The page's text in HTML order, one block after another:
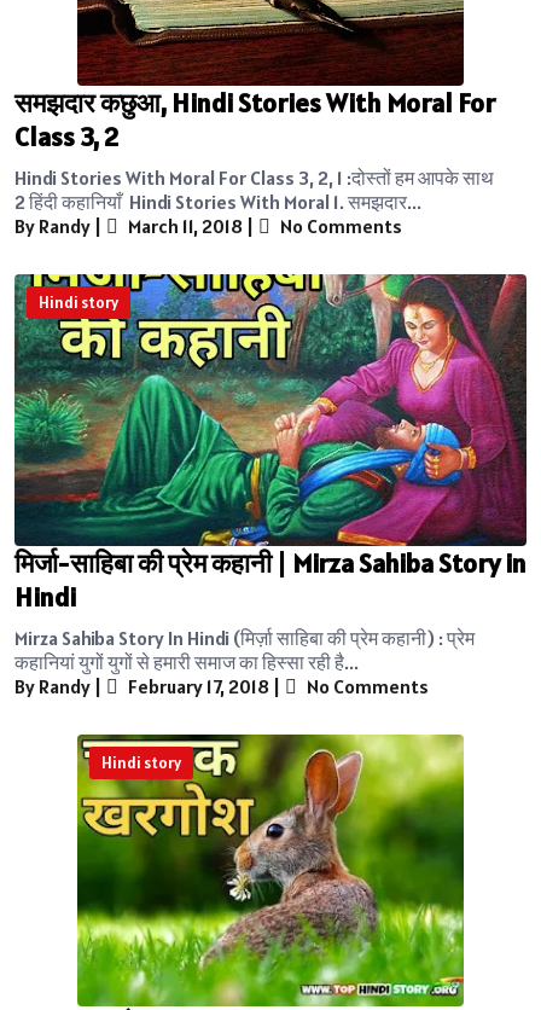
समझदार कछुआ, Hindi Stories With Moral For
Class 3, 2
Hindi Stories With Moral For Class 3, 2, 1 :दोस्तों हम आपके साथ
2 हिंदी कहानियाँ Hindi Stories With Moral 1. समझदार...
By Randy | March 11, 2018 | No Comments
Hindi story
मिर्जा-साहिबा की प्रेम कहानी | Mirza Sahiba Story in
Hindi
Mirza Sahiba Story In Hindi (मिर्ज़ा साहिबा की प्रेम कहानी) : प्रेम
कहानियां युगों युगों से हमारी समाज का हिस्सा रही है...
By Randy | February 17, 2018 | No Comments
Hindi story